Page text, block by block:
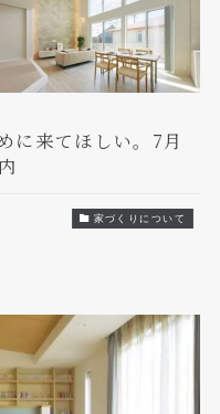
に来てほしい。7月
家づくりについて